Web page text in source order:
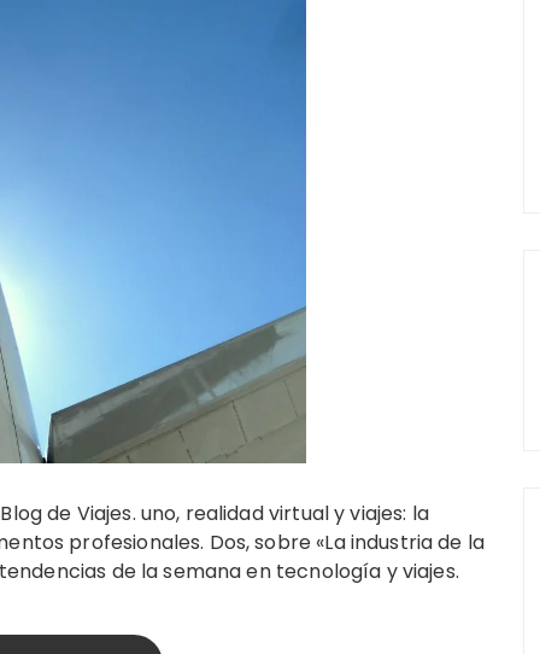
de Viajes. uno, realidad virtual y viajes: la
profesionales. Dos, sobre «La industria de la
de la semana en tecnología y viajes.